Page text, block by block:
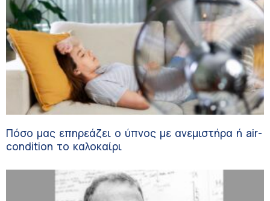
Πόσο μας επηρεάζει ο ύπνος με ανεμιστήρα ή air-
condition το καλοκαίρι